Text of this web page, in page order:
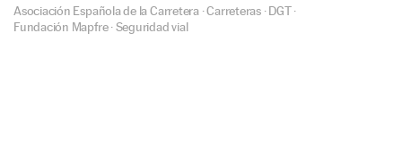
Asociación Española de la Carretera·Carreteras·DGT·
Fundación Mapfre·Seguridad vial